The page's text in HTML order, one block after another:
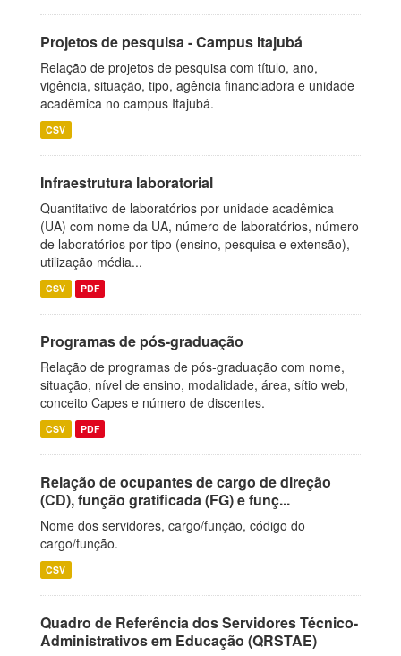
Projetos de pesquisa - Campus Itajubá
Relação de projetos de pesquisa com título, ano,
vigência, situação, tipo, agência financiadora e unidade
acadêmica no campus Itajubá.
CSV
Infraestrutura laboratorial
Quantitativo de laboratórios por unidade acadêmica
(UA) com nome da UA, número de laboratórios, número
de laboratórios por tipo (ensino, pesquisa e extensão),
utilização média...
CSV PDF
Programas de pós-graduação
Relação de programas de pós-graduação com nome,
situação, nível de ensino, modalidade, área, sítio web,
conceito Capes e número de discentes.
CSV PDF
Relação de ocupantes de cargo de direção
(CD), função gratificada (FG) e funç...
Nome dos servidores, cargo/função, código do
cargo/função.
CSV
Quadro de Referência dos Servidores Técnico-
Administrativos em Educação (QRSTAE)